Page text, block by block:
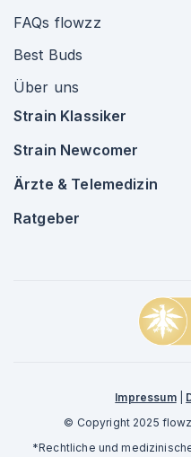
FAQs flowzz
Best Buds
Über uns
Strain Klassiker
Strain Newcomer
Ärzte & Telemedizin
Ratgeber
Impressum|
© Copyright 2025
*Rechtliche und